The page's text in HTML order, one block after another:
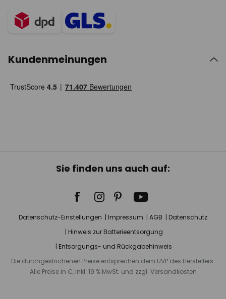
Kundenmeinungen
Sie finden uns auch auf:
Datenschutz-Einstellungen Impressum AGB
Datenschutz
Hinweis zur Batterieentsorgung
Entsorgungs- und Rückgabehinweis
Die durchgestrichenen Preise entsprechen dem UVP des Herstellers.
Alle Preise in €, inkl. 19 % MwSt. und zzgl. Versandkosten